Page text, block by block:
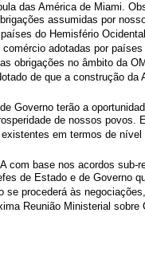
das América de Miami.
assumidas por
do Hemisfério
adotadas por
obrigações no âmbito da
de que a construção da
Governo terão a
de nossos povos.
em termos de
base nos acordos
de Estado e de Governo
procederá às
Reunião Ministerial